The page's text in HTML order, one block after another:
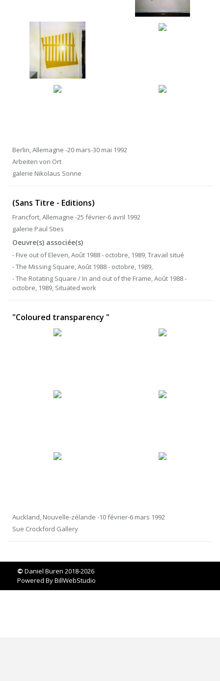
Berlin, Allemagne -20 mars-30 mai 1992
Arbeiten von Ort
galerie Nikolaus Sonne
(Sans Titre - Editions)
Francfort, Allemagne -25 février-6 avril 1992
galerie Paul Sties
Oeuvre(s) associée(s)
- Five out of Eleven, Août 1988 - octobre, 1989, Travail situé
- The Missing Square, Août 1988 - octobre, 1989,
- The Rotating Square / In and out of the Frame, Août 1988 -
octobre, 1989, Situated work
"Coloured transparency "
Auckland, Nouvelle-zélande -10 février-6 mars 1992
Sue Crockford Gallery
© Daniel Buren 2018-2026
Powered ByBillWebStudio